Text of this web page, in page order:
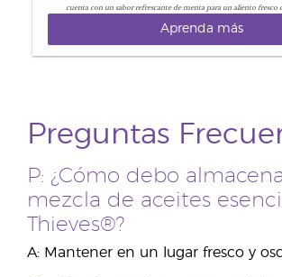
cuenta con un sabor refrescante de menta para un aliento fresco
Aprenda más
Preguntas
P: ¿Cómo debo
mezcla de aceites
Thieves®?
A: Mantener en un lugar fresco y